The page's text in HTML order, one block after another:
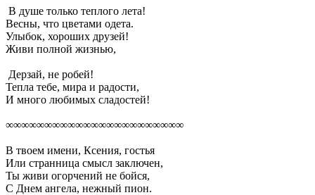
В душе только теплого лета!
Весны, что цветами одета.
Улыбок, хороших друзей!
Живи полной жизнью,
Дерзай, не робей!
Тепла тебе, мира и радости,
И много любимых сладостей!
∞∞∞∞∞∞∞∞∞∞∞∞∞∞∞∞∞∞∞∞∞∞∞
В твоем имени, Ксения, гостья
Или странница смысл заключен,
Ты живи огорчений не бойся,
С Днем ангела, нежный пион.